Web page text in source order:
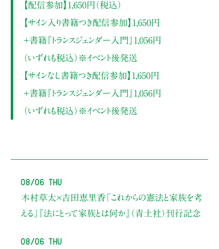
【配信参加】1,650円（税込）
【サイン入り書籍つき配信参加】1,650円
＋書籍『トランスジェンダー入門』1,056円
（いずれも税込）※イベント後発送
【サインなし書籍つき配信参加】1,650円
＋書籍『トランスジェンダー入門』1,056円
（いずれも税込）※イベント後発送
08/06 Thu
木村草太×吉田恵里香 「これからの憲法と家族を考
える」
『法にとって家族とは何か』（青土社）刊行記念
08/06 Thu